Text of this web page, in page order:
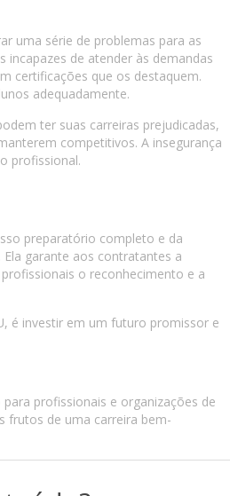
uma série de problemas para as
de atender às demandas
certificações que os destaquem.
adequadamente.
ter suas carreiras prejudicadas,
competitivos. A insegurança
profissional.
preparatório completo e da
garante aos contratantes a
o reconhecimento e a
é investir em um futuro promissor e
profissionais e organizações de
frutos de uma carreira bem-